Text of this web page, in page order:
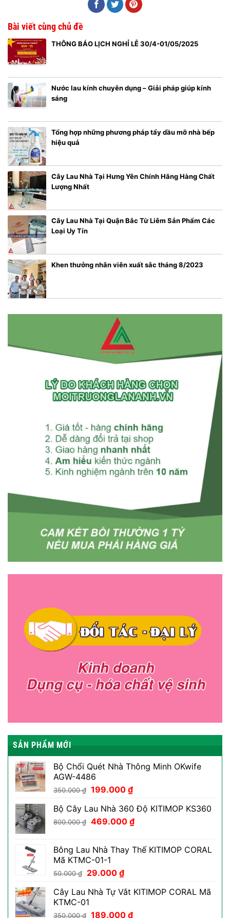
SẢN PHẨM MỚI
Bộ Chổi Quét Nhà Thông Minh OKwife
AGW-4486
350.000₫ Giá
là:
350.000 ₫.
199.000 ₫Giá
tại
là:
Bộ Cây Lau Nhà 360 Độ KITIMOP KS360
800.000₫ Giá
800.000 ₫.
469.000 ₫Giá
là:
Bông Lau Nhà Thay Thế KITIMOP CORAL
Mã KTMC-01-1
50.000₫
Giá
là:
50.000 ₫.
29.000 ₫Giá
tại
29.000 ₫.
Cây Lau Nhà Tự Vắt KITIMOP CORAL Mã
KTMC-01
350.000₫ Giá
189.000 ₫Giá
Bài viết cùng chủ đề
THÔNG BÁO LỊCH NGHỈ LỄ 30/4-01/05/2025
Nước lau kính chuyên dụng – Giải pháp giúp kính
sáng
Tổng hợp những phương pháp tẩy dầu mỡ nhà bếp
hiệu quả
Cây Lau Nhà Tại Hưng Yên Chính Hãng Hàng Chất
Lượng Nhất
Cây Lau Nhà Tại Quận Bắc Từ Liêm Sản Phẩm Các
Loại Uy Tín
Khen thưởng nhân viên xuất sắc tháng 8/2023